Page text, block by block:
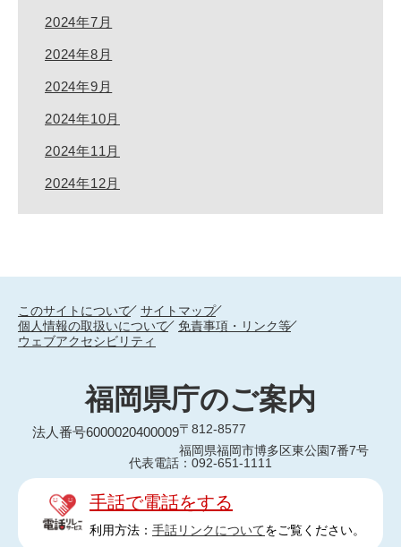
2024年7月
2024年8月
2024年9月
2024年10月
2024年11月
2024年12月
このサイトについて
サイトマップ
個人情報の取扱いについて
免責事項・リンク等
ウェブアクセシビリティ
福岡県庁のご案内
法人番号6000020400009〒812-8577
福岡県福岡市博多区東公園7番7号
代表電話：092-651-1111
手話で電話をする
利用方法： 手話リンクについてをご覧ください。